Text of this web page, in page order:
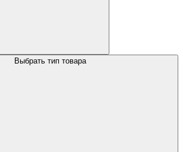
Выбрать тип товара